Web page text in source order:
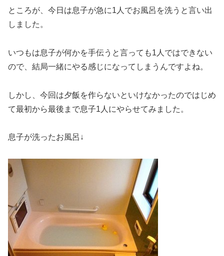
ところが、今日は息子が急に1人でお風呂を洗うと言い出
しました。
いつもは息子が何かを手伝うと言っても1人ではできない
ので、結局一緒にやる感じになってしまうんですよね。
しかし、今回は夕飯を作らないといけなかったのではじめ
て最初から最後まで息子1人にやらせてみました。
息子が洗ったお風呂↓